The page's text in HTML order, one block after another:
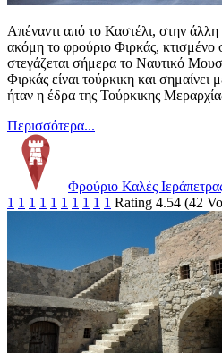
Απέναντι από το Καστέλι, στην άλλη
ακόμη το φρούριο Φιρκάς,
στεγάζεται σήμερα το Ναυτικό
Φιρκάς είναι τούρκικη και
ήταν η έδρα της Τούρκικης
Περισσότερα...
Φρούριο Καλές
1 1 1 1 1 1 1 1 1 1 Rating 4.54 (42